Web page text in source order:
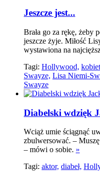
Jeszcze jest...
Brała go za rękę, żeby
jeszcze żyje. Miłość
wystawiona na
Tagi: Hollywood,
Swayze, Lisa Niemi-
Swayze
Diabelski wdzięk
Wciąż umie ściągnąć
zbulwersować. –
– mówi o sobie. »
Tagi: aktor, diabeł,